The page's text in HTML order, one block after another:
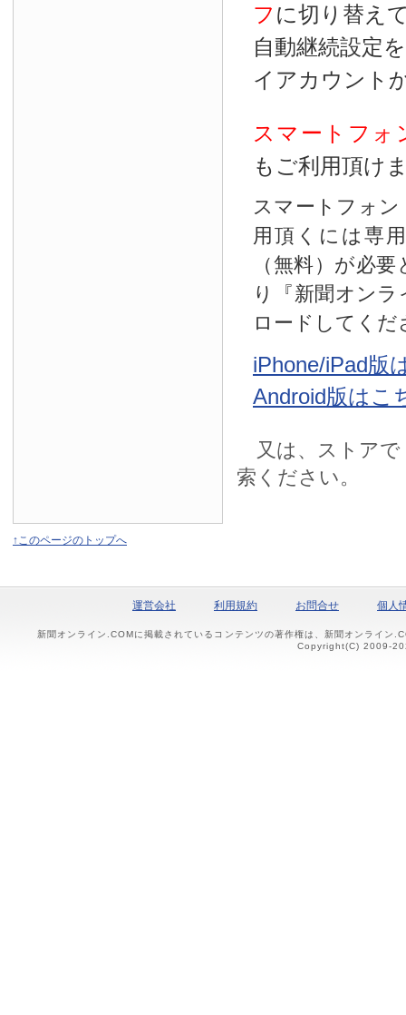
フ に切り替え
自動継続設定
イアカウント
スマートフォ
もご利用頂け
スマートフォ
用頂くには専
（無料）が必
り『新聞オン
ロードしてくだ
iPhone/iPad版
Android版はこ
又は、ストアで
索ください。
↑このページのトップへ
運営会社 利用規約 お問合せ 個人
新聞オンライン.COMに掲載されているコンテンツの著作権は、新聞オンライン
Copyright(C) 2009-